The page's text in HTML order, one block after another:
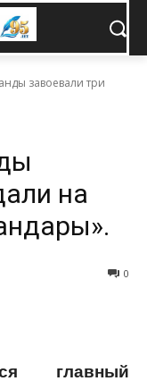
завоевали три
на
0
главный